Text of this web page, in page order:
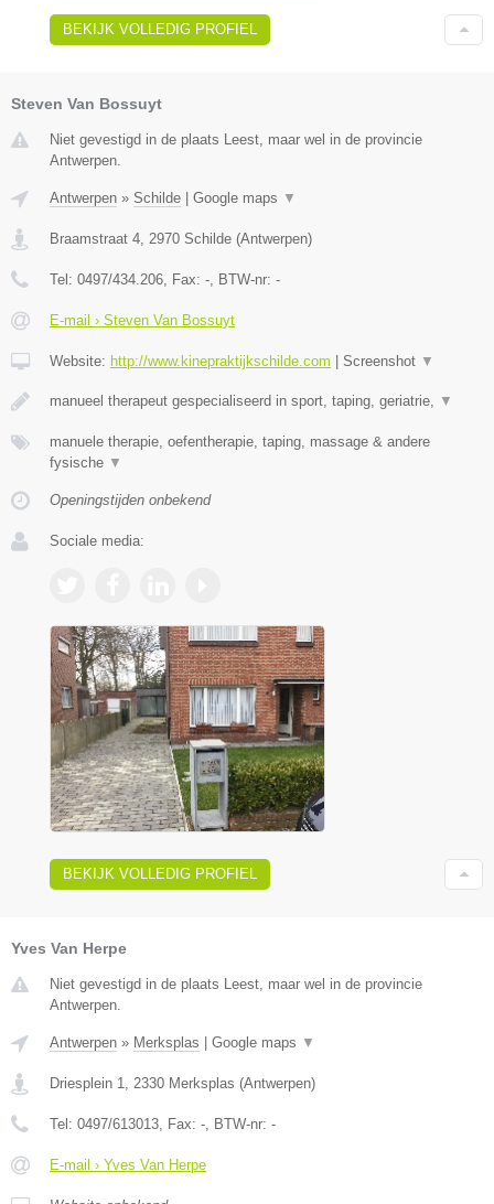
BEKIJK VOLLEDIG PROFIEL
Steven Van Bossuyt
Niet gevestigd in de plaats Leest, maar wel in de provincie
Antwerpen.
Antwerpen » Schilde Google maps ▼
Braamstraat 4, 2970 Schilde (Antwerpen)
Tel: 0497/434.206, Fax: -, BTW-nr: -
E-mail › Steven Van Bossuyt
Website: http://www.kinepraktijkschilde.com Screenshot ▼
manueel therapeut gespecialiseerd in sport, taping, geriatrie, ▼
manuele therapie, oefentherapie, taping, massage & andere
fysische ▼
Openingstijden onbekend
Sociale media:
BEKIJK VOLLEDIG PROFIEL
Yves Van Herpe
Niet gevestigd in de plaats Leest, maar wel in de provincie
Antwerpen.
Antwerpen » Merksplas | Google maps ▼
Driesplein 1 2330 Merksplas (Antwerpen)
Tel: 0497/613013 , Fax: - , BTW-nr: -
E-mail › Yves Van Herpe